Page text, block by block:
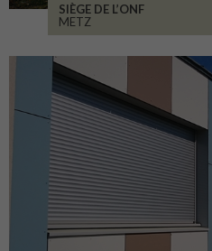
SIÈGE DE L’ONF
METZ